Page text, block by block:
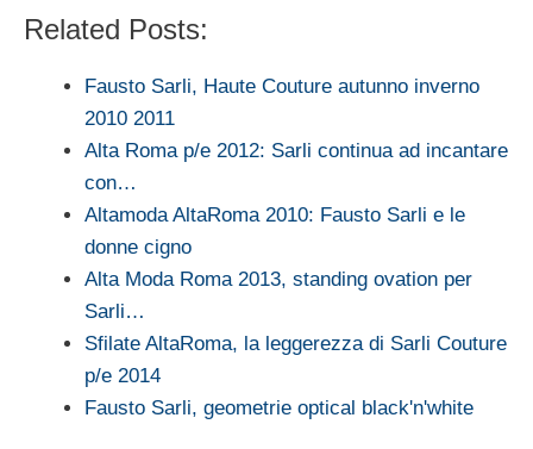
Related Posts:
Fausto Sarli, Haute Couture autunno inverno
2010 2011
Alta Roma p/e 2012: Sarli continua ad incantare
con…
Altamoda AltaRoma 2010: Fausto Sarli e le
donne cigno
Alta Moda Roma 2013, standing ovation per
Sarli…
Sfilate AltaRoma, la leggerezza di Sarli Couture
p/e 2014
Fausto Sarli, geometrie optical black'n'white